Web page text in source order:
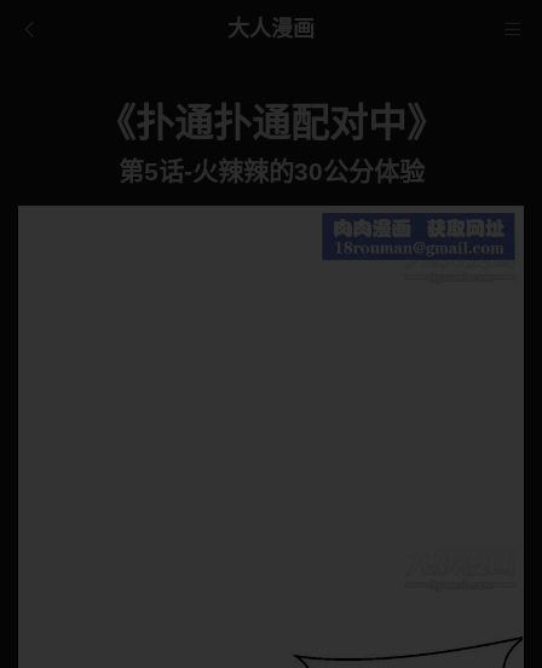
大人漫画
《扑通扑通配对中》
第5话-火辣辣的30公分体验